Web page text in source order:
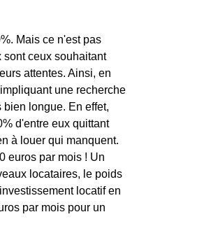
Mais ce n'est pas
sont ceux souhaitant
attentes. Ainsi, en
une recherche
longue. En effet,
d'entre eux quittant
à louer qui manquent.
euros par mois ! Un
locataires, le poids
locatif en
par mois pour un